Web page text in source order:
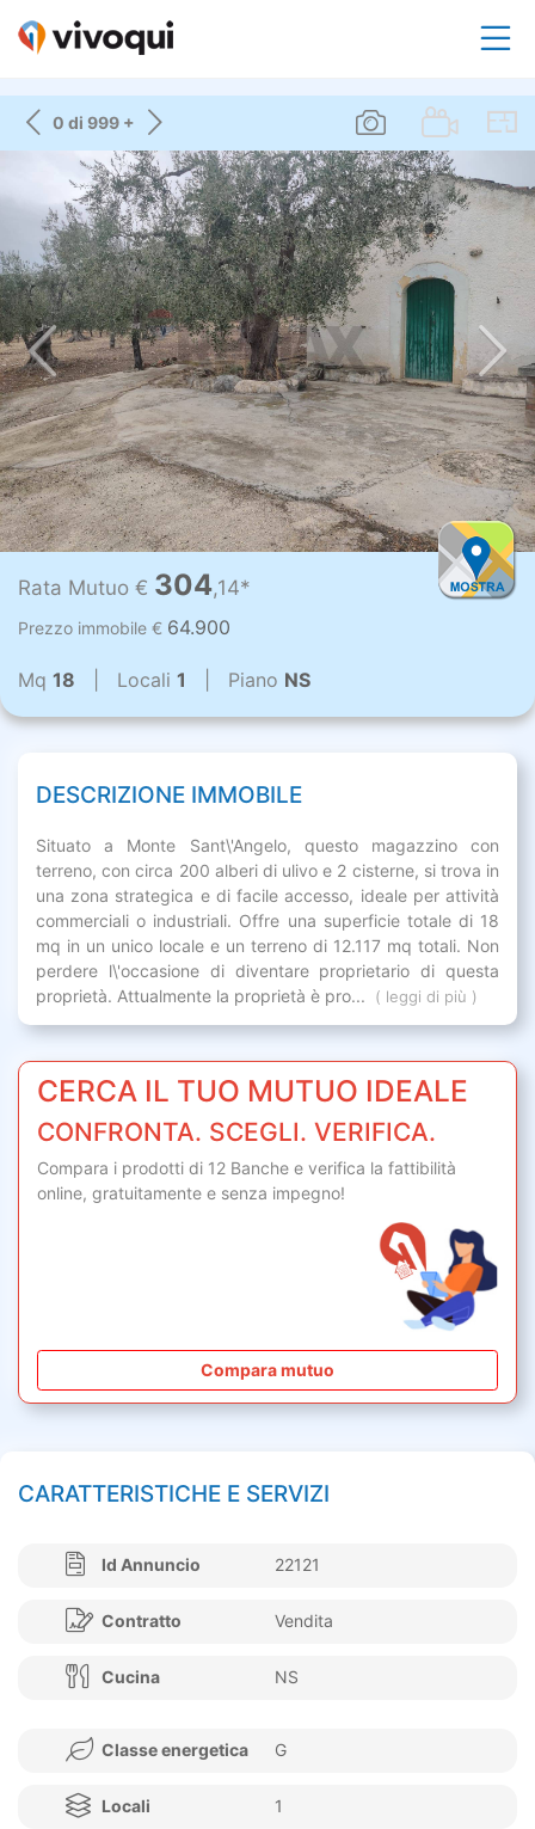
0 di 999 +
Rata Mutuo € 304,14*
Prezzo immobile € 64.900
Mq 18 | Locali 1 | Piano NS
DESCRIZIONE IMMOBILE
Situato a Monte Sant\'Angelo, questo magazzino con
terreno, con circa 200 alberi di ulivo e 2 cisterne, si trova in
una zona strategica e di facile accesso, ideale per attività
commerciali o industriali. Offre una superficie totale di 18
mq in un unico locale e un terreno di 12.117 mq totali. Non
perdere l\'occasione di diventare proprietario di questa
proprietà. Attualmente la proprietà è pro...
( leggi di più )
CERCA IL TUO MUTUO IDEALE
CONFRONTA. SCEGLI. VERIFICA.
Compara i prodotti di 12 Banche e verifica la fattibilità
online, gratuitamente e senza impegno!
Compara mutuo
CARATTERISTICHE E SERVIZI
Id Annuncio 22121
Contratto Vendita
Cucina NS
Classe energetica G
Locali 1